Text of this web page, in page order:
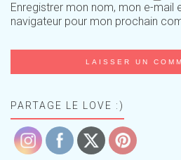
Enregistrer mon nom, mon e-mail
navigateur pour mon prochain
PARTAGE LE LOVE :)